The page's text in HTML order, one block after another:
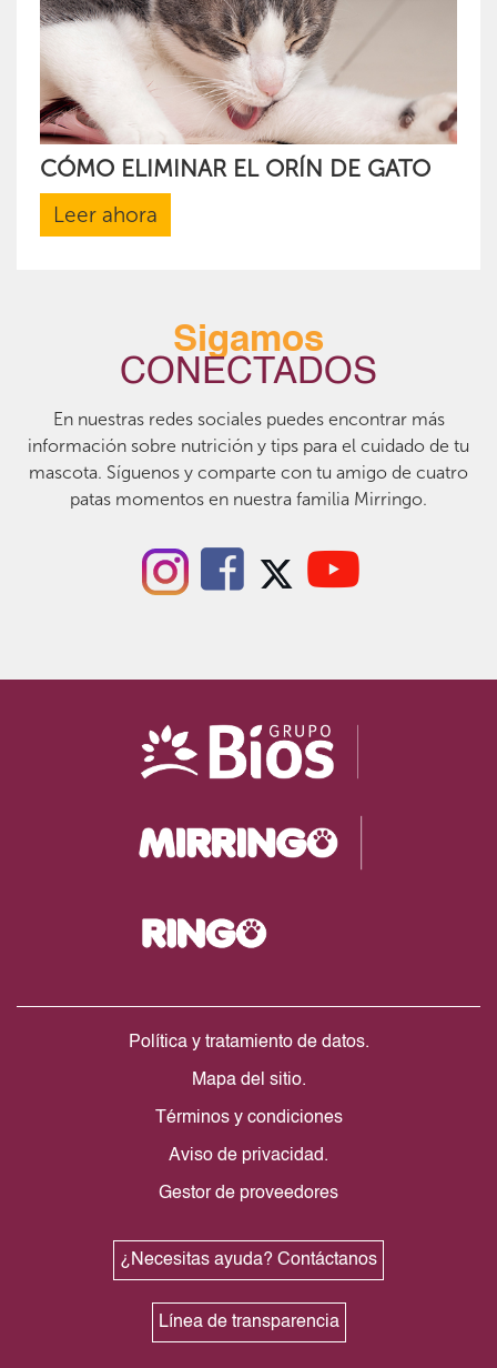
CÓMO ELIMINAR EL ORÍN DE GATO
Leer ahora
Sigamos
CONECTADOS
En nuestras redes sociales puedes encontrar más
información sobre nutrición y tips para el cuidado de tu
mascota. Síguenos y comparte con tu amigo de cuatro
patas momentos en nuestra familia Mirringo.
Política y tratamiento de datos.
Mapa del sitio.
Términos y condiciones
Aviso de privacidad.
Gestor de proveedores
¿Necesitas ayuda? Contáctanos
Línea de transparencia